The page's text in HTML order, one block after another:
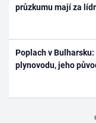
průzkumu mají za
Poplach v
plynovodu, jeho